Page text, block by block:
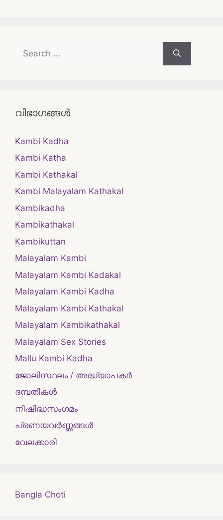
for:
വിഭാഗങ്ങൾ
Kambi Kadha
Kambi Katha
Kambi Kathakal
Kambi Malayalam Kathakal
Kambikadha
Kambikathakal
Kambikuttan
Malayalam Kambi
Malayalam Kambi Kadakal
Malayalam Kambi Kadha
Malayalam Kambi Kathakal
Malayalam Kambikathakal
Malayalam Sex Stories
Mallu Kambi Kadha
ജോലിസ്ഥലം / അദ്ധ്യാപകർ
ദമ്പതികള്‍
നിഷിദ്ധസംഗമം
പ്രണയവർണ്ണങ്ങൾ
വേലക്കാരി
Bangla Choti